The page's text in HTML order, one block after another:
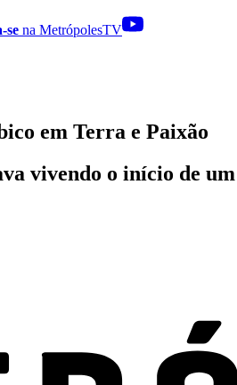
se na MetrópolesTV
em Terra e Paixão
vivendo o início de